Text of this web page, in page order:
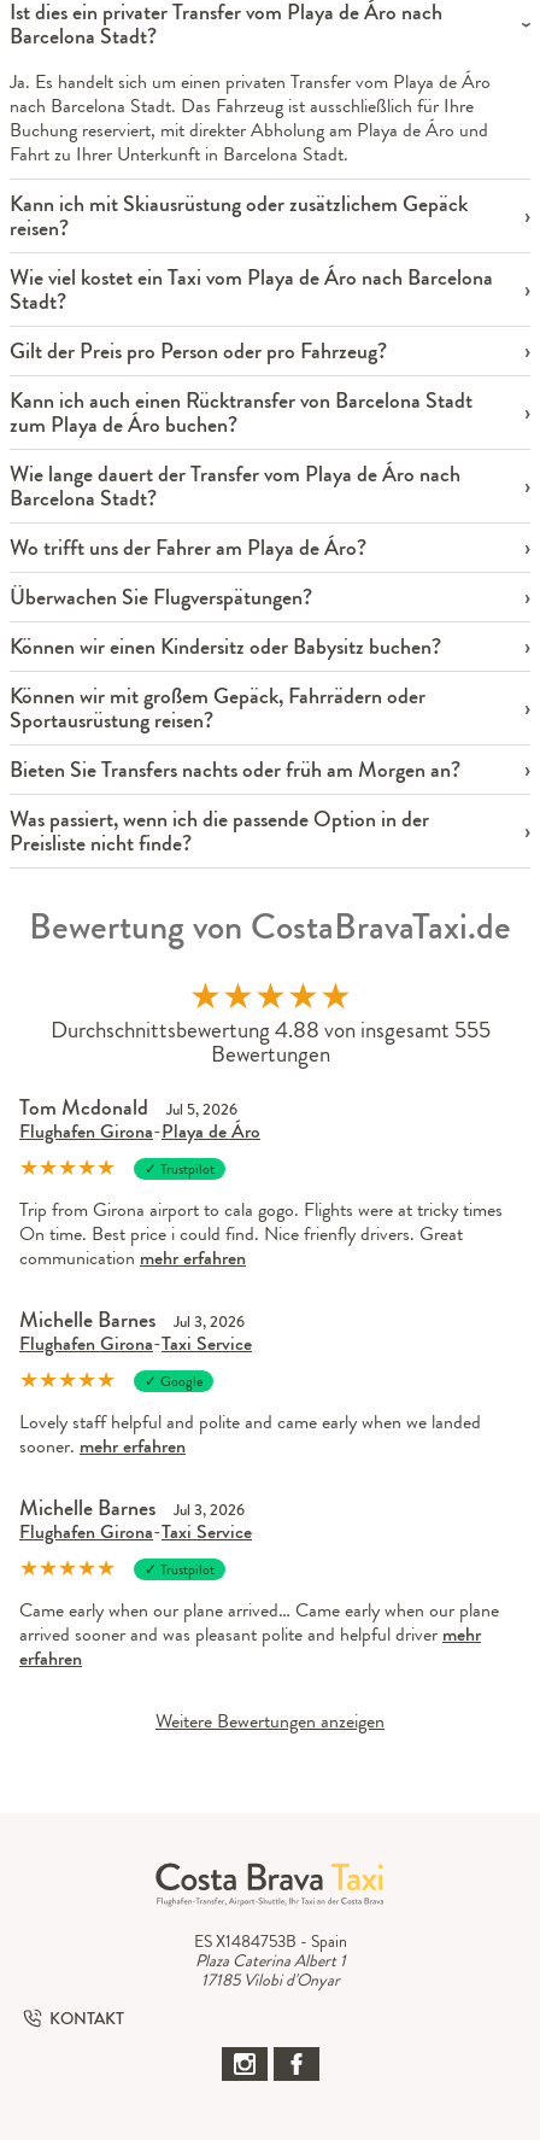
Ist dies ein privater Transfer vom Playa de Áro nach
Barcelona Stadt?
Ja. Es handelt sich um einen privaten Transfer vom Playa de Áro
nach Barcelona Stadt. Das Fahrzeug ist ausschließlich für Ihre
Buchung reserviert, mit direkter Abholung am Playa de Áro und
Fahrt zu Ihrer Unterkunft in Barcelona Stadt.
Kann ich mit Skiausrüstung oder zusätzlichem Gepäck
reisen?
Wie viel kostet ein Taxi vom Playa de Áro nach Barcelona
Stadt?
Gilt der Preis pro Person oder pro Fahrzeug?
Kann ich auch einen Rücktransfer von Barcelona Stadt
zum Playa de Áro buchen?
Wie lange dauert der Transfer vom Playa de Áro nach
Barcelona Stadt?
Wo trifft uns der Fahrer am Playa de Áro?
Überwachen Sie Flugverspätungen?
Können wir einen Kindersitz oder Babysitz buchen?
Können wir mit großem Gepäck, Fahrrädern oder
Sportausrüstung reisen?
Bieten Sie Transfers nachts oder früh am Morgen an?
Was passiert, wenn ich die passende Option in der
Preisliste nicht finde?
Bewertung von CostaBravaTaxi.de
★★★★★
Durchschnittsbewertung 4.88 von insgesamt 555
Bewertungen
Tom Mcdonald Jul 5, 2026
Flughafen Girona-Playa de Áro
★★★★★ ✓ Trustpilot
Trip from Girona airport to cala gogo. Flights were at tricky times
On time. Best price i could find. Nice frienfly drivers. Great
communication mehr erfahren
Michelle Barnes Jul 3, 2026
Flughafen Girona-Taxi Service
★★★★★ ✓ Google
Lovely staff helpful and polite and came early when we landed
sooner. mehr erfahren
Michelle Barnes Jul 3, 2026
Flughafen Girona-Taxi Service
★★★★★ ✓ Trustpilot
Came early when our plane arrived… Came early when our plane
arrived sooner and was pleasant polite and helpful driver mehr
erfahren
Weitere Bewertungen anzeigen
ES X1484753B - Spain
Plaza Caterina Albert 1
17185 Vilobi d'Onyar
KONTAKT